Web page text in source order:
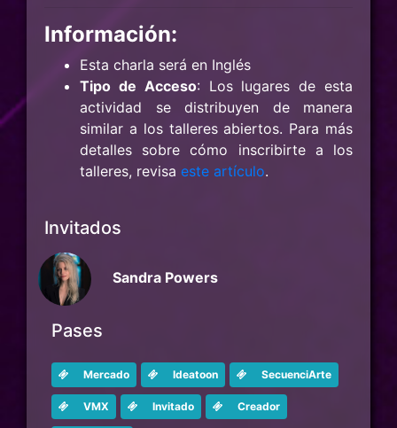
Información:
Esta charla será en Inglés
Tipo de Acceso: Los lugares de esta
actividad se distribuyen de manera
similar a los talleres abiertos. Para más
detalles sobre cómo inscribirte a los
talleres, revisa este artículo.
Invitados
Sandra Powers
Pases
Mercado Ideatoon SecuenciArte
VMX Invitado Creador